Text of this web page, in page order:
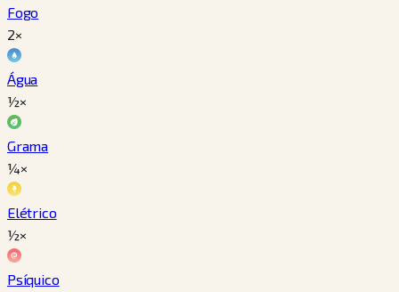
Fogo
2×
Água
½×
Grama
¼×
Elétrico
½×
Psíquico